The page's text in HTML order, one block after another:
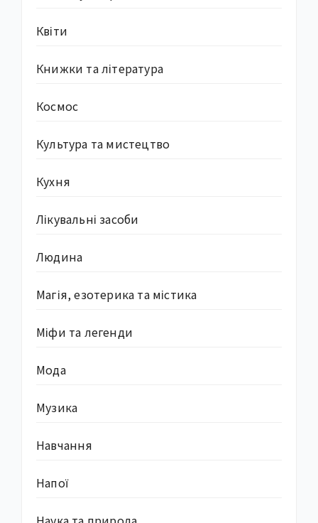
Квіти
Книжки та література
Космос
Культура та мистецтво
Кухня
Лікувальні засоби
Людина
Магія, езотерика та містика
Міфи та легенди
Мода
Музика
Навчання
Напої